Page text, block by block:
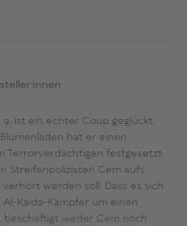
9, ist ein echter Coup geglückt.
hat er einen
Terrorverdächtigen festgesetzt
Streifenpolizisten Cem aufs
werden soll. Dass es sich
Kaida-Kämpfer um einen
beschäftigt weder Cem noch